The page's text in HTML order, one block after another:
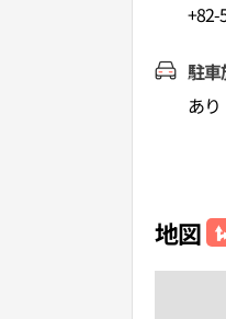
+82-
駐車
あり
地図